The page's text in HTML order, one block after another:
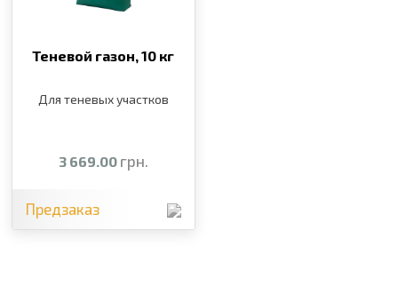
Теневой газон,10 кг
Для теневых участков
3 669.00 грн.
Предзаказ